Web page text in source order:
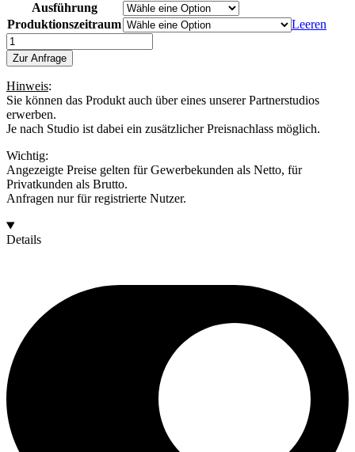
Ausführung
Produktionszeitraum
Leeren
#3A
Menge
Zur Anfrage
Hinweis:
Sie können das Produkt auch über eines unserer Partnerstudios
erwerben.
Je nach Studio ist dabei ein zusätzlicher Preisnachlass möglich.
Wichtig:
Angezeigte Preise gelten für Gewerbekunden als Netto, für
Privatkunden als Brutto.
Anfragen nur für registrierte Nutzer.
Details